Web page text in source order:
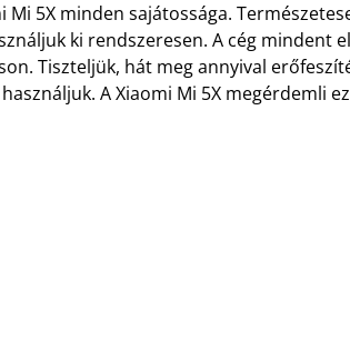
5X minden sajátossága.
ki rendszeresen. A cég mindent
Tiszteljük, hát meg annyival
A Xiaomi Mi 5X megérdemli